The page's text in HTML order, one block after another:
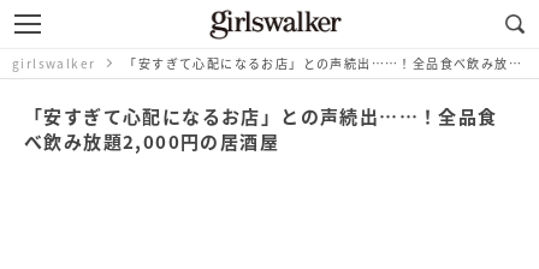
girlswalker 「安すぎて心配になるお店」との声続出……！全品食べ飲み放題2,000円の居酒屋
「安すぎて心配になるお店」との声続出……！全品食
べ飲み放題2,000円の居酒屋